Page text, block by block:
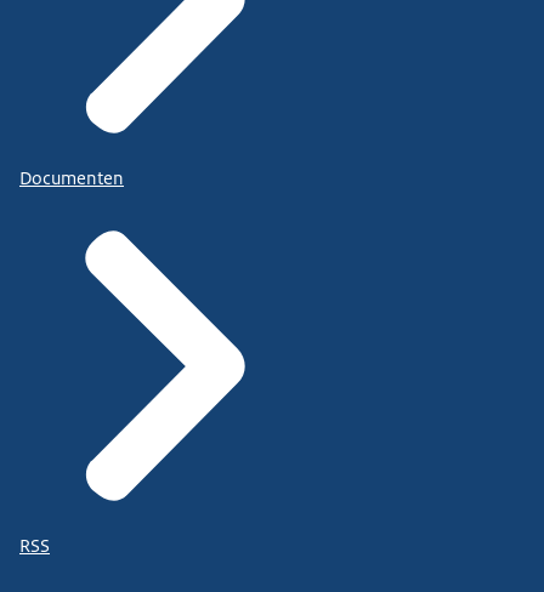
Documenten
RSS